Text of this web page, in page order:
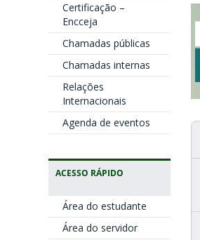
Certificação –
Encceja
Chamadas públicas
Chamadas internas
Relações
Internacionais
Agenda de eventos
ACESSO RÁPIDO
Área do estudante
Área do servidor